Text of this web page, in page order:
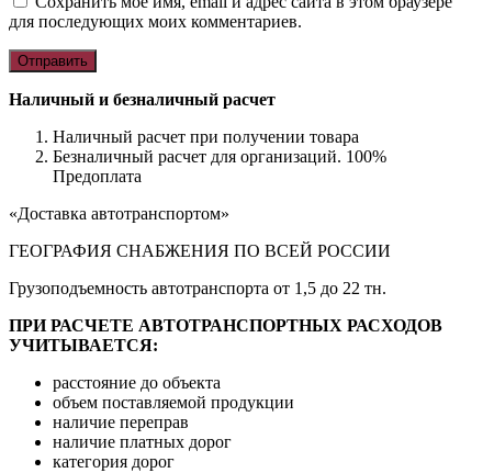
для последующих моих комментариев.
Наличный и безналичный расчет
Наличный расчет при получении товара
Безналичный расчет для организаций. 100%
Предоплата
«Доставка автотранспортом»
ГЕОГРАФИЯ СНАБЖЕНИЯ ПО ВСЕЙ РОССИИ
Грузоподъемность автотранспорта от 1,5 до 22 тн.
ПРИ РАСЧЕТЕ АВТОТРАНСПОРТНЫХ РАСХОДОВ
УЧИТЫВАЕТСЯ:
расстояние до объекта
объем поставляемой продукции
наличие переправ
наличие платных дорог
категория дорог